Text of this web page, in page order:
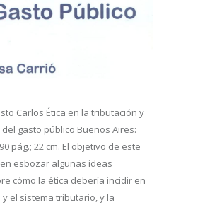
Carlos Ética en la tributación y
gasto público Buenos Aires:
pág.; 22 cm. El objetivo de este
esbozar algunas ideas
cómo la ética debería incidir en
el sistema tributario, y la